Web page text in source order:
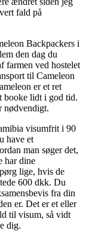
fald på
Backpackers i
den dag du
farmen ved hostelet
til Cameleon
er et ret
booke lidt i god tid.
nødvendigt.
visumfrit i 90
have et
man søger det,
har dine
lige, hvis de
600 dkk. Du
fra din
er. Det er et eller
til visum, så vidt
dig.